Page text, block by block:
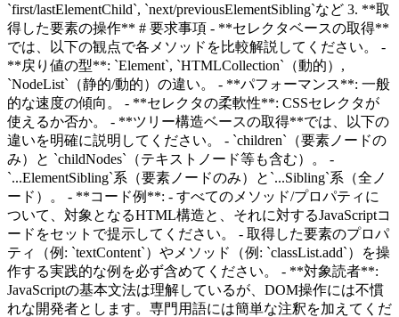
`first/lastElementChild`, `next/previousElementSibling`など 3. **取
得した要素の操作** # 要求事項 - **セレクタベースの取得**
では、以下の観点で各メソッドを比較解説してください。 -
**戻り値の型**: `Element`, `HTMLCollection`（動的）,
`NodeList`（静的/動的）の違い。 - **パフォーマンス**: 一般
的な速度の傾向。 - **セレクタの柔軟性**: CSSセレクタが
使えるか否か。 - **ツリー構造ベースの取得**では、以下の
違いを明確に説明してください。 - `children`（要素ノードの
み）と `childNodes`（テキストノード等も含む）。 -
`...ElementSibling`系（要素ノードのみ）と`...Sibling`系（全ノ
ード）。 - **コード例**: - すべてのメソッド/プロパティに
ついて、対象となるHTML構造と、それに対するJavaScriptコ
ードをセットで提示してください。 - 取得した要素のプロパ
ティ（例: `textContent`）やメソッド（例: `classList.add`）を操
作する実践的な例を必ず含めてください。 - **対象読者**:
JavaScriptの基本文法は理解しているが、DOM操作には不慣
れな開発者とします。専門用語には簡単な注釈を加えてくだ